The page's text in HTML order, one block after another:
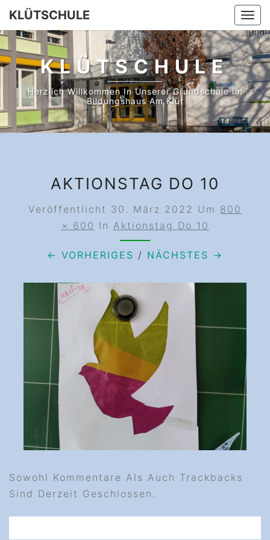
Skip
content
KLÜTSCHULE
KLÜTSCHULE
Herzlich Willkommen In Unserer Grundschule Im
Bildungshaus Am Klüt
AKTIONSTAG DO 10
Veröffentlicht 30. März 2022 Um 800
× 600 In Aktionstag Do 10
← VORHERIGES / NÄCHSTES →
Sowohl Kommentare Als Auch Trackbacks
Sind Derzeit Geschlossen.